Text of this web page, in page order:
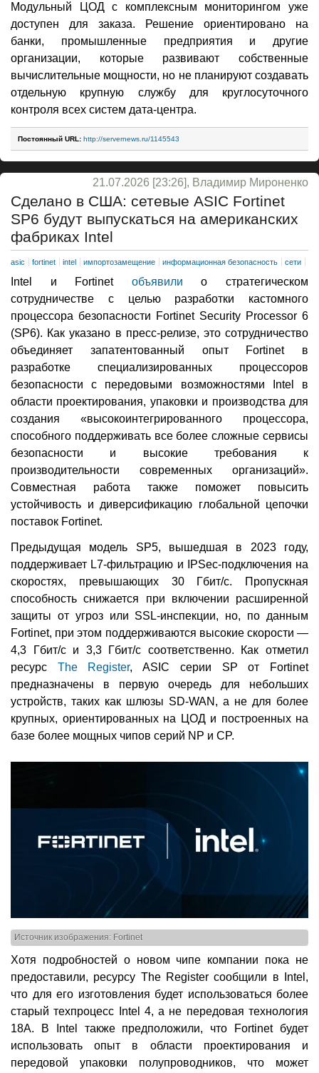
Модульный ЦОД с комплексным мониторингом уже
доступен для заказа. Решение ориентировано на
банки, промышленные предприятия и другие
организации, которые развивают собственные
вычислительные мощности, но не планируют создавать
отдельную крупную службу для круглосуточного
контроля всех систем дата-центра.
Постоянный URL: http://servernews.ru/1145543
21.07.2026 [23:26], Владимир Мироненко
Сделано в США: сетевые ASIC Fortinet
SP6 будут выпускаться на американских
фабриках Intel
asic fortinet intel импортозамещение информационная безопасность сети
Intel и Fortinet объявили о стратегическом
сотрудничестве с целью разработки кастомного
процессора безопасности Fortinet Security Processor 6
(SP6). Как указано в пресс-релизе, это сотрудничество
объединяет запатентованный опыт Fortinet в
разработке специализированных процессоров
безопасности с передовыми возможностями Intel в
области проектирования, упаковки и производства для
создания «высокоинтегрированного процессора,
способного поддерживать все более сложные сервисы
безопасности и высокие требования к
производительности современных организаций».
Совместная работа также поможет повысить
устойчивость и диверсификацию глобальной цепочки
поставок Fortinet.
Предыдущая модель SP5, вышедшая в 2023 году,
поддерживает L7-фильтрацию и IPSec-подключения на
скоростях, превышающих 30 Гбит/с. Пропускная
способность снижается при включении расширенной
защиты от угроз или SSL-инспекции, но, по данным
Fortinet, при этом поддерживаются высокие скорости —
4,3 Гбит/с и 3,3 Гбит/с соответственно. Как отметил
ресурс The Register, ASIC серии SP от Fortinet
предназначены в первую очередь для небольших
устройств, таких как шлюзы SD-WAN, а не для более
крупных, ориентированных на ЦОД и построенных на
базе более мощных чипов серий NP и CP.
Источник изображения: Fortinet
Хотя подробностей о новом чипе компании пока не
предоставили, ресурсу The Register сообщили в Intel,
что для его изготовления будет использоваться более
старый техпроцесс Intel 4, а не передовая технология
18A. В Intel также предположили, что Fortinet будет
использовать опыт в области проектирования и
передовой упаковки полупроводников, что может